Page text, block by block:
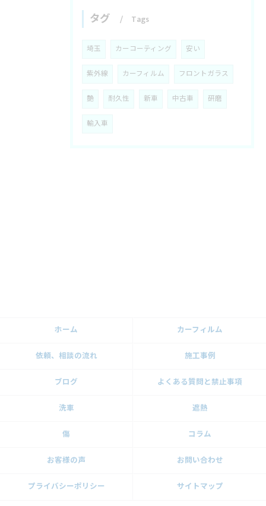
タグ Tags
埼玉 カーコーティング 安い
紫外線 カーフィルム フロントガラス
艶 耐久性 新車 中古車 研磨
輸入車
ホーム カーフィルム
依頼、相談の流れ 施工事例
ブログ よくある質問と禁止事項
洗車 遮熱
傷 コラム
お客様の声 お問い合わせ
プライバシーポリシー サイトマップ